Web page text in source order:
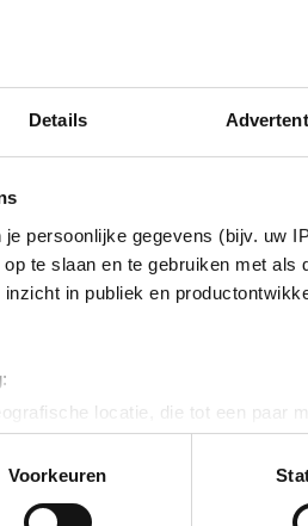
Details
je persoonlijke gegevens (bijv. uw
te slaan en te gebruiken met als
in publiek en
locatie, die tot een paar
te scannen op specifieke
worden verwerkt en stel
intrekken in de Cookieverklaring.
Voorkeuren